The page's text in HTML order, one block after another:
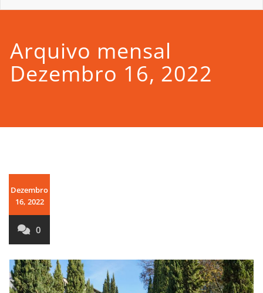
Arquivo mensal
Dezembro 16, 2022
Dezembro
16, 2022
0